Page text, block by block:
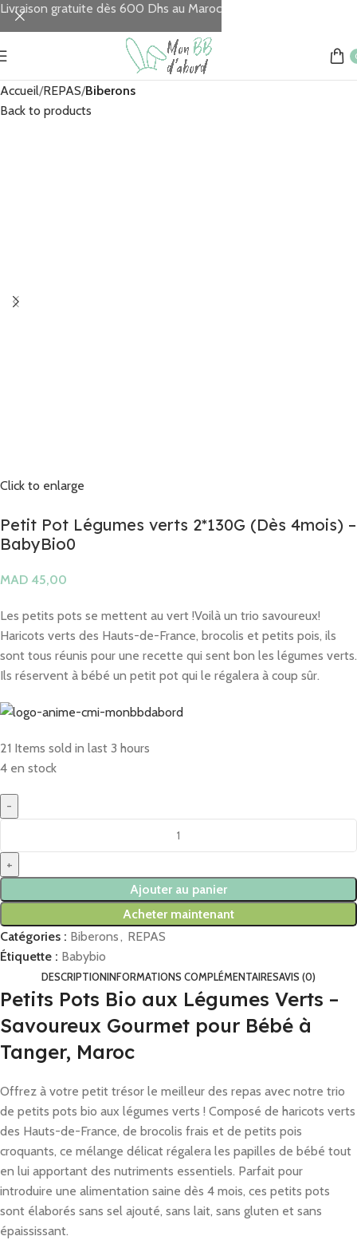
Accueil REPAS Biberons
Back to products
Click to enlarge
Petit Pot Légumes verts 2*130G (Dès 4mois) –
BabyBio0
MAD
Les petits pots se mettent au vert !Voilà un trio savoureux!
Haricots verts des Hauts-de-France, brocolis et petits pois, ils
sont tous réunis pour une recette qui sent bon les légumes verts.
Ils réservent à bébé un petit pot qui le régalera à coup sûr.
21 Items sold in last 3 hours
4 en stock
Ajouter au panier
Acheter maintenant
Catégories : Biberons, REPAS
Étiquette : Babybio
DESCRIPTIONINFORMATIONS COMPLÉMENTAIRESAVIS (0)
Petits Pots Bio aux Légumes Verts –
Savoureux Gourmet pour Bébé à
Tanger, Maroc
Offrez à votre petit trésor le meilleur des repas avec notre trio
de petits pots bio aux légumes verts ! Composé de haricots verts
des Hauts-de-France, de brocolis frais et de petits pois
croquants, ce mélange délicat régalera les papilles de bébé tout
en lui apportant des nutriments essentiels. Parfait pour
introduire une alimentation saine dès 4 mois, ces petits pots
sont élaborés sans sel ajouté, sans lait, sans gluten et sans
épaississant.
Livraison gratuite dès 600 Dhs au Maroc